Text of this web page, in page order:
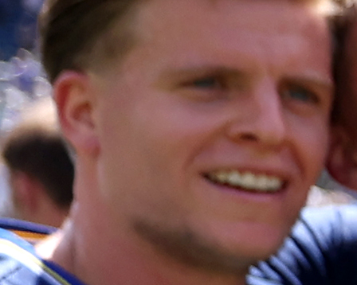
Selektor Nermin Šabić je pozvao sljedeće igrače:
Danijel Stijepić (Željezničar), Dominik Bradvica
Mahir Husejnefendić (Tuzla City), Harun
(Sarajevo), Đorđe Burnjaković (Borac), Dženan
(Željezničar), Eldar Mehić (Velež), Salmin Makalić
Ried, Austrija), Rino Ivanković (Zrinjski), Deni
(Travnik), Medin Duraković (Concorde Fire, SAD),
Medić (Široki Brijeg), Ajdin Beganović (Sloboda),
Dugić (Željezničar), Benjamin Durić (Sandnes
Norveška), Benjamin Babić (Željezničar), Danin
(Sarajevo), Edin Botić (AKA Ried, Austrija), Edvin
(Tuzla City), Ante Pavković (Posušje), Aldin
(Mladost DK), Samir Halilagić (Sarajevo), Ajdin
(Sloboda), Emil Purković (AKA Ried, Austrija),
Marčetić (Borac), Ivano Gojsilović (Široki Brijeg).